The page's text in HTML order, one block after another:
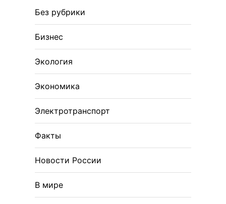
Без рубрики
Бизнес
Экология
Экономика
Электротранспорт
Факты
Новости России
В мире